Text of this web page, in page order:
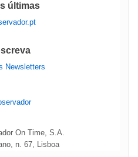
últimas
Newsletters
On Time, S.A.
n. 67, Lisboa